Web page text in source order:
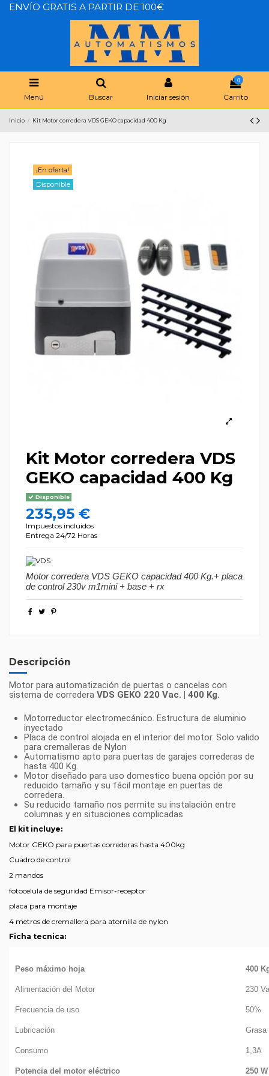
ENVÍO GRATIS A PARTIR DE 100€
Menú Buscar Iniciar sesión
0
Carrito
Inicio Kit Motor corredera VDS GEKO capacidad 400 Kg
¡En oferta!
Disponible
Kit Motor corredera VDS
GEKO capacidad 400 Kg
Disponible
235,95 €
Impuestos incluidos
Entrega 24/72 Horas
Motor corredera VDS GEKO capacidad 400 Kg.+ placa
de control 230v m1mini + base + rx
Descripción
Motor para automatización de puertas o cancelas con
sistema de corredera VDS GEKO 220 Vac. | 400 Kg.
Motorreductor electromecánico. Estructura de aluminio
inyectado
Placa de control alojada en el interior del motor. Solo valido
para cremalleras de Nylon
Automatismo apto para puertas de garajes correderas de
hasta 400 Kg.
Motor diseñado para uso domestico buena opción por su
reducido tamaño y su fácil montaje en puertas de
corredera.
Su reducido tamaño nos permite su instalación entre
columnas y en situaciones complicadas
El kit incluye:
Motor GEKO para puertas correderas hasta 400kg
Cuadro de control
2 mandos
fotocelula de seguridad Emisor-receptor
placa para montaje
4 metros de cremallera para atornilla de nylon
Ficha tecnica:
Peso máximo hoja 400
Alimentación del Motor 230
Frecuencia de uso 50%
Lubricación Grasa
Consumo 1,3A
Potencia del motor eléctrico 250 W